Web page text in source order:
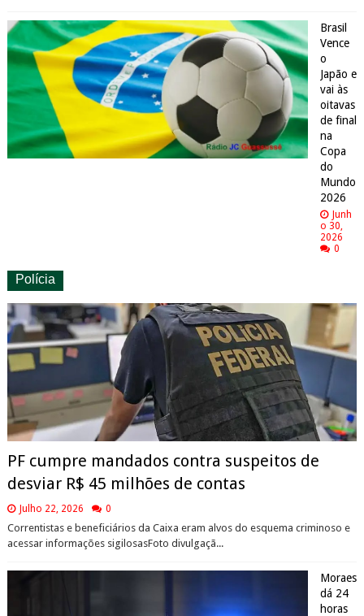
Brasil
Vence
o
Japão e
vai às
oitavas
de final
na
Copa
do
Mundo
2026
Junh
o 30,
2026
0
Polícia
PF cumpre mandados contra suspeitos de
desviar R$ 45 milhões de contas
Julho 22, 2026 0
Correntistas e beneficiários da Caixa eram alvos do esquema criminoso e
acessar informações sigilosasFoto divulgaçã...
Moraes
dá 24
horas